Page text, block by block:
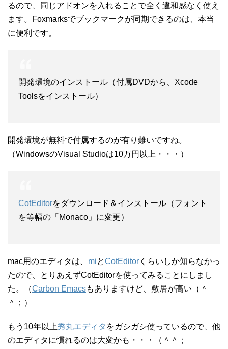
るので、同じアドオンを入れることで全く違和感なく使え
ます。Foxmarksでブックマークが同期できるのは、本当
に便利です。
開発環境のインストール（付属DVDから、Xcode
Toolsをインストール）
開発環境が無料で付属するのが有り難いですね。
（WindowsのVisual Studioは10万円以上・・・）
CotEditorをダウンロード＆インストール（フォント
を等幅の「Monaco」に変更）
mac用のエディタは、 miとCotEditor くらいしか知らなかっ
たので、とりあえずCotEditorを使ってみることにしまし
た。（Carbon Emacsもありますけど、敷居が高い（＾
＾；）
もう10年以上秀丸エディタ をガシガシ使っているので、他
のエディタに慣れるのは大変かも・・・（＾＾；